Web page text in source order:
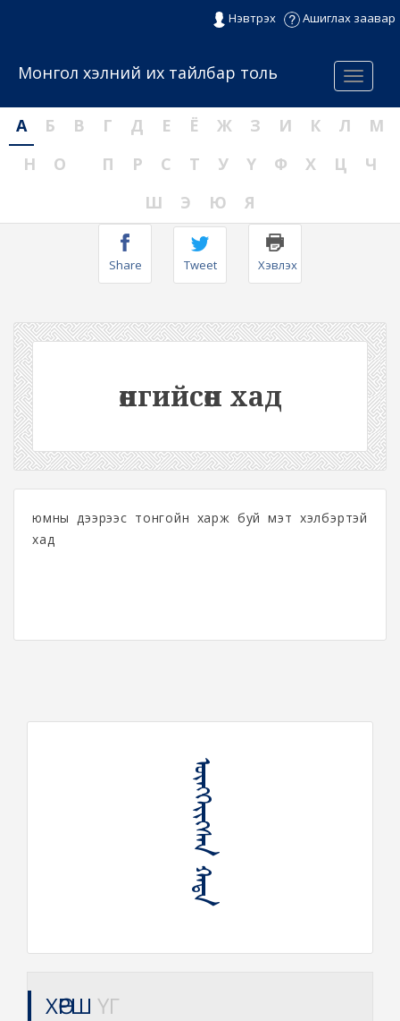
Нэвтрэх Ашиглах заавар
Menu
Монгол хэлний их тайлбар толь
А Б В Г Д Е Ё Ж З И К Л
М
Н
О П Р С Т У Ү Ф Х Ц
Ч
Ш
Э Ю Я
Share Tweet Хэвлэх
өнгийсөн хад
юмны дээрээс тонгойн харж буй мэт хэлбэртэй
хад
ᠥᠩᠭᠡᠶᠢᠭᠰᠡᠨ ᠬᠠᠳᠠ
ХӨРШ ҮГ